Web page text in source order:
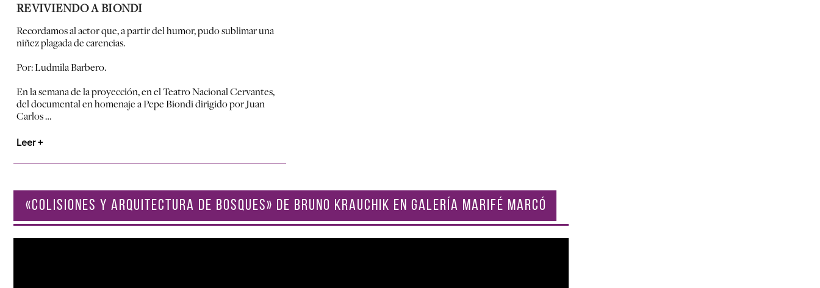
REVIVIENDO A BIONDI
Recordamos al actor que, a partir del humor, pudo sublimar una
niñez plagada de carencias.
Por: Ludmila Barbero.
En la semana de la proyección, en el Teatro Nacional Cervantes,
del documental en homenaje a Pepe Biondi dirigido por Juan
Carlos …
Leer +
«COLISIONES Y ARQUITECTURA DE BOSQUES» DE BRUNO KRAUCHIK EN GALERÍA MARIFÉ MARCÓ